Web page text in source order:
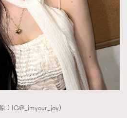
：IG@_imyour_joy）